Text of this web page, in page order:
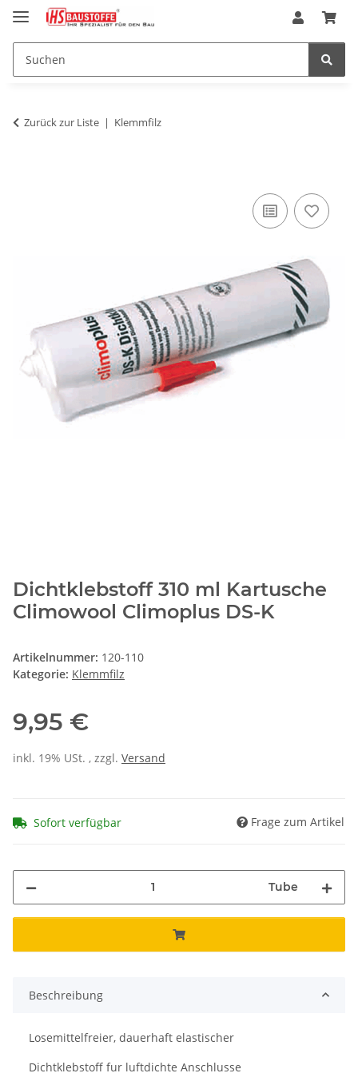
Zurück zur Liste Klemmfilz
Dichtklebstoff 310 ml Kartusche
Climowool Climoplus DS-K
Artikelnummer: 120-110
Kategorie: Klemmfilz
9,95 €
inkl. 19% USt. , zzgl. Versand
Sofort verfügbar Frage zum Artikel
Tube
Beschreibung
Losemittelfreier, dauerhaft elastischer
Dichtklebstoff fur luftdichte Anschlusse